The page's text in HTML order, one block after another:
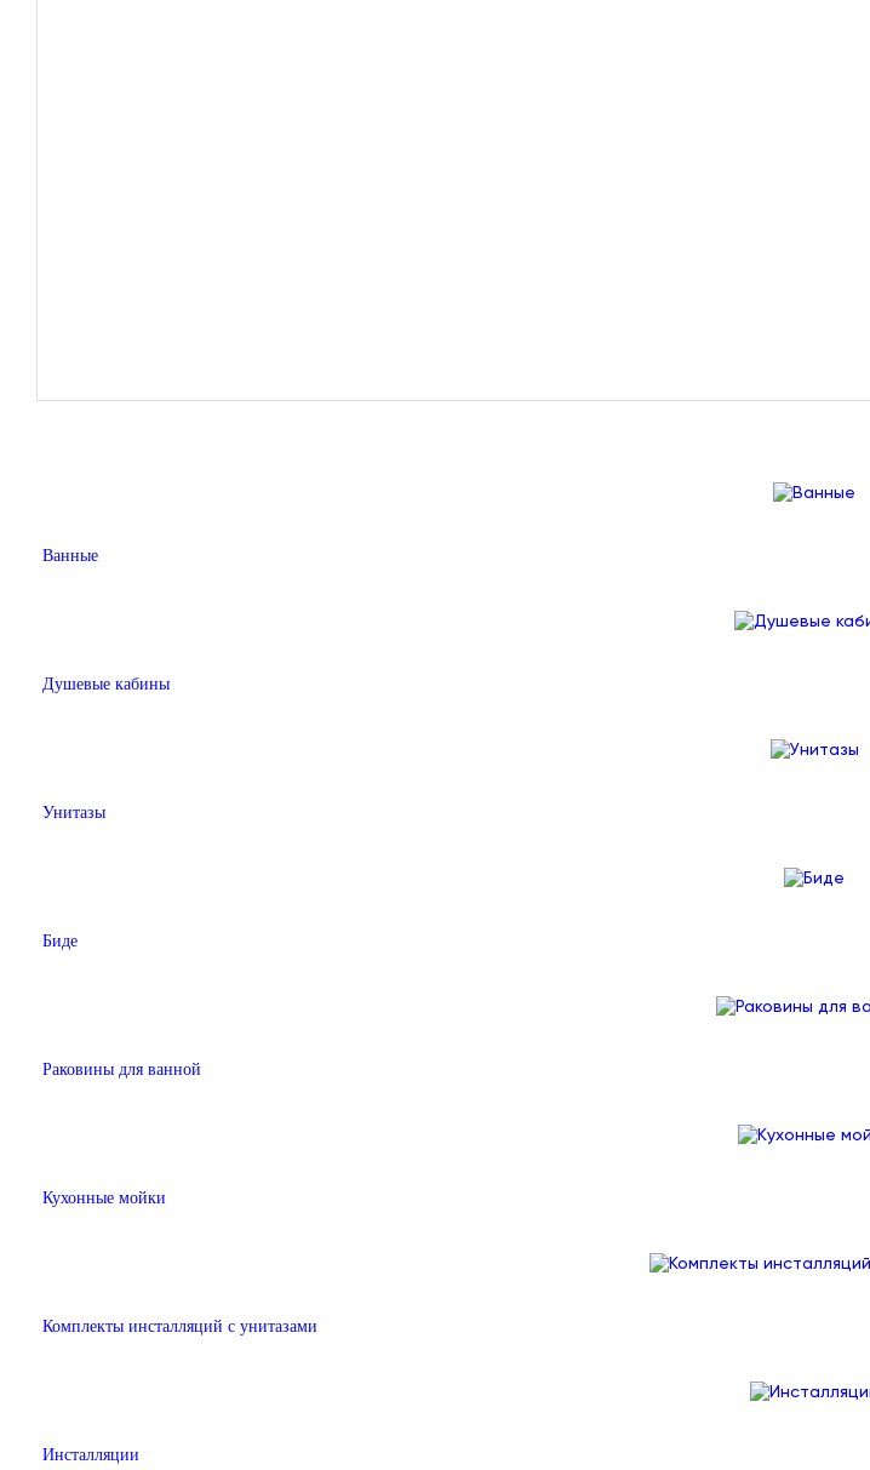
Ванные
Душевые кабины
Унитазы
Биде
Раковины для ванной
Кухонные мойки
Комплекты инсталляций с унитазами
Инсталляции